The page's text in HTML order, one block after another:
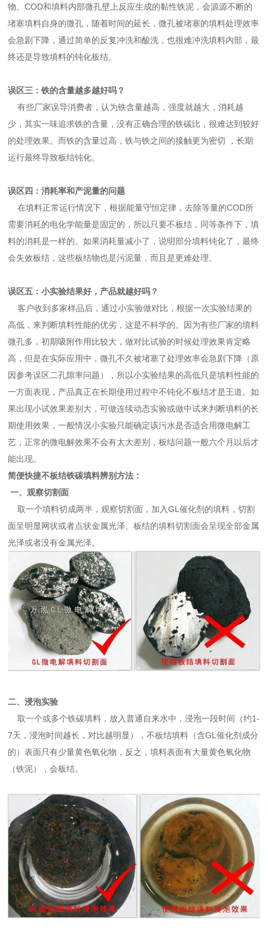
物、COD和填料内部微孔壁上反应生成的黏性铁泥，会源源不断的
堵塞填料自身的微孔，随着时间的延长，微孔被堵塞的填料处理效率
会急剧下降，通过简单的反复冲洗和酸洗，也很难冲洗填料内部，最
终还是导致填料的钝化板结。
误区三：铁的含量越多越好吗？
有些厂家误导消费者，认为铁含量越高，强度就越大，消耗越
少，其实一味追求铁的含量，没有正确合理的铁碳比，很难达到较好
的处理效果。而铁的含量过高，铁与铁之间的接触更为密切 ，长期
运行最终导致板结钝化。
误区四：消耗率和产泥量的问题
在填料正常运行情况下，根据能量守恒定律，去除等量的COD所
需要消耗的电化学能量是固定的，所以只要不板结，同等条件下，填
料的消耗是一样的。如果消耗量减小了，说明部分填料钝化了，最终
会失效板结，这些板结物也是污泥量，而且是更难处理。
误区五：小实验结果好，产品就越好吗？
客户收到多家样品后，通过小实验做对比，根据一次实验结果的
高低，来判断填料性能的优劣，这是不科学的。因为有些厂家的填料
微孔多，初期吸附作用比较大，做对比试验的时候处理效果肯定略
高，但是在实际应用中，微孔不久被堵塞了处理效率会急剧下降（原
因参考误区二孔隙率问题），所以小实验结果的高低只是填料性能的
一方面表现，产品真正在长期使用过程中不钝化不板结才是王道。如
果出现小试效果差别大，可做连续动态实验或做中试来判断填料的长
期使用效果，一般情况小实验只能确定该污水是否适合用微电解工
艺，正常的微电解效果不会有太大差别，板结问题一般六个月以后才
能出现。
简便快捷不板结铁碳填料辨别方法：
一、观察切割面
取一个填料切成两半，观察切割面，加入GL催化剂的填料，切割
面呈明显网状或者点状金属光泽。板结的填料切割面会呈现全部金属
光泽或者没有金属光泽。
二、浸泡实验
取一个或多个铁碳填料，放入普通自来水中，浸泡一段时间（约1-
7天，浸泡时间越长，对比越明显），不板结填料（含GL催化剂成分
的）表面只有少量黄色氧化物，反之，填料表面有大量黄色氧化物
（铁泥），会板结。